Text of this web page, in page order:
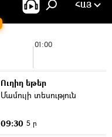
ՀԱՅ
01:00
Ուղիղ եթեր
Մամուլի տեսություն
09:30 5 ր